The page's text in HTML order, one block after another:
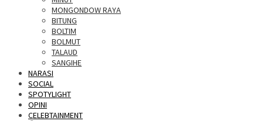
MONGONDOW RAYA
BITUNG
BOLTIM
BOLMUT
TALAUD
SANGIHE
NARASI
SOCIAL
SPOTYLIGHT
OPINI
CELEBTAINMENT